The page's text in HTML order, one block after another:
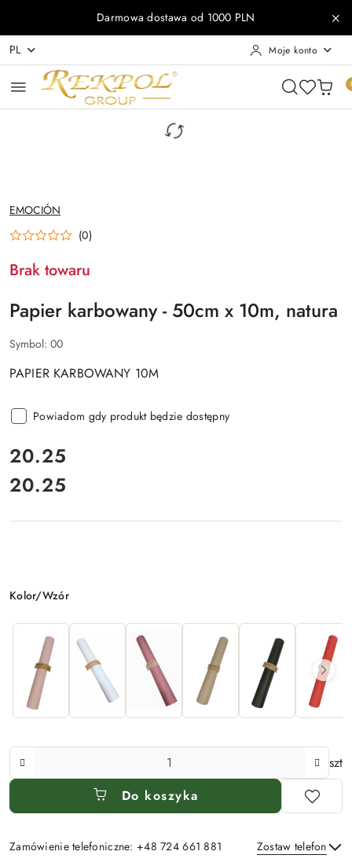
Przejdź do treści głównej
Przejdź do wyszukiwarki
Przejdź do moje konto
Przejdź do menu głównego
Przejdź do opisu produktu
Przejdź do stopkiDarmowa dostawa od 1000 PLN
PL Moje konto
NAZWA
PRODUCENTA:
EMOCIÓN
(0)
Brak towaru
Papier karbowany - 50cm x 10m, natura
Symbol: 00
PAPIER KARBOWANY 10M
Powiadom gdy produkt będzie dostępny
cena:
20.25
Cena:
20.25
Wariant
Kolor/Wzór
Ilość
szt
Do koszyka
Zamówienie telefoniczne: +48 724 661 881 Zostaw telefon